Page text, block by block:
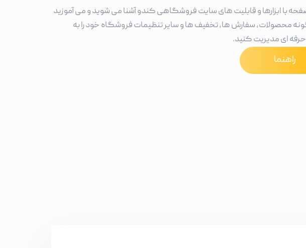
با ابزارها و قابلیت های سایت فروشگاهی کندو آشنا می شوید و می آموزید
محصولات، سفارش ها، تخفیف ها و سایر تنظیمات فروشگاه خود را به
ای مدیریت کنید.
راهنما